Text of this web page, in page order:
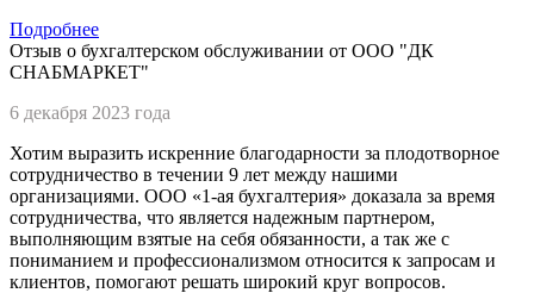
Подробнее
Отзыв о бухгалтерском обслуживании от ООО "ДК
СНАБМАРКЕТ"
6 декабря 2023 года
Хотим выразить искренние благодарности за плодотворное
сотрудничество в течении 9 лет между нашими
организациями. ООО «1-ая бухгалтерия» доказала за время
сотрудничества, что является надежным партнером,
выполняющим взятые на себя обязанности, а так же с
пониманием и профессионализмом относится к запросам и
клиентов, помогают решать широкий круг вопросов.